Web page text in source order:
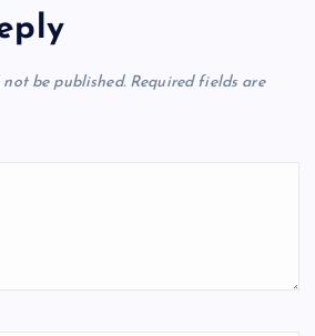
be published. Required fields are